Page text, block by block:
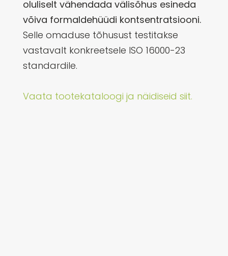
oluliselt vähendada välisõhus esineda
võiva formaldehüüdi kontsentratsiooni.
Selle omaduse tõhusust testitakse
vastavalt konkreetsele ISO 16000-23
standardile.
Vaata tootekataloogi ja näidiseid siit.